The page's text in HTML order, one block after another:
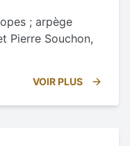
; arpège
Pierre Souchon,
VOIR PLUS